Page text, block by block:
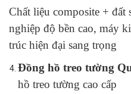
Chất liệu composite + đất
nghiệp độ bền cao, máy
trúc hiện đại sang trọng
Đồng hồ treo tường
hồ treo tường cao cấp